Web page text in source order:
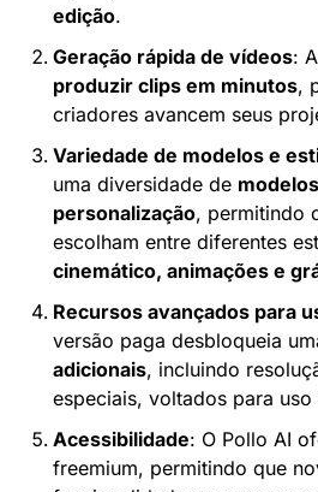
edição.
Geração rápida de vídeos
produzir clips em minutos,
criadores avancem seus
Variedade de modelos e
uma diversidade de
personalização, permitindo
cinemático, animações e
Recursos avançados para
versão paga desbloqueia
adicionais, incluindo
especiais, voltados para
Acessibilidade: O Pollo AI
freemium, permitindo que